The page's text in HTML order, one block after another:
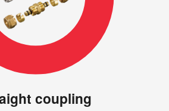
coupling